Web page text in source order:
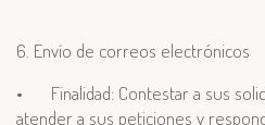
6. Envío de correos electrónicos
•
Finalidad: Contestar a sus
atender a sus peticiones y